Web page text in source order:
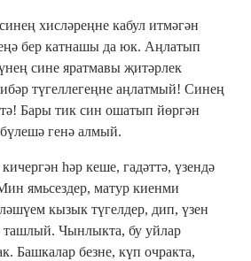
хисләреңне кабул итмәгән
бер катнашы да юк. Аңлатып
сине яратмавы җитәрлек
түгеллегеңне аңлатмый! Синең
Бары тик син ошатып йөргән
генә алмый.
һәр кеше, гадәттә, үзендә
ямьсездер, матур киенми
кызык түгелдер, дип, үзен
ташлый. Чынлыкта, бу уйлар
Башкалар безне, күп очракта,